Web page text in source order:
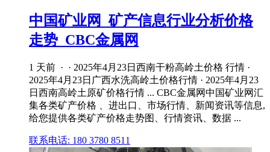
中国矿业网_矿产信息行业分析价格
走势_CBC金属网
1 天前 · · 2025年4月23日西南干粉高岭土价格 行情 ·
2025年4月23日广西水洗高岭土价格行情 · 2025年4月23
日西南高岭土原矿价格行情 ... CBC金属网中国矿业网汇
集各类矿产价格 、进出口、市场行情、新闻资讯等信息,
给您提供各类矿产价格走势图、行情资讯、数据 ...
联系电话: 180 3780 8511